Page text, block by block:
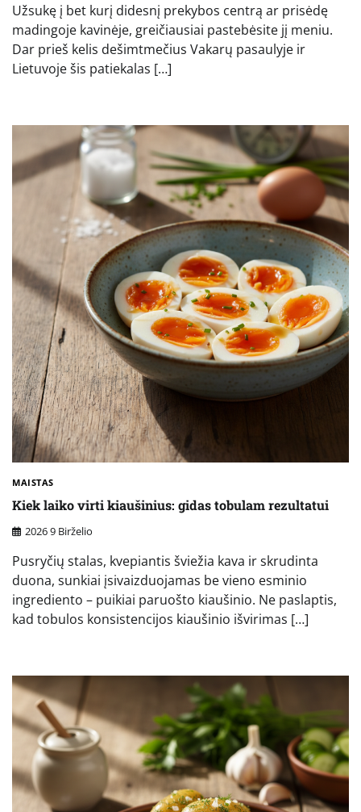
Užsukę į bet kurį didesnį prekybos centrą ar prisėdę
madingoje kavinėje, greičiausiai pastebėsite jį meniu.
Dar prieš kelis dešimtmečius Vakarų pasaulyje ir
Lietuvoje šis patiekalas […]
MAISTAS
Kiek laiko virti kiaušinius: gidas tobulam rezultatui
2026 9 Birželio
Pusryčių stalas, kvepiantis šviežia kava ir skrudinta
duona, sunkiai įsivaizduojamas be vieno esminio
ingrediento – puikiai paruošto kiaušinio. Ne paslaptis,
kad tobulos konsistencijos kiaušinio išvirimas […]